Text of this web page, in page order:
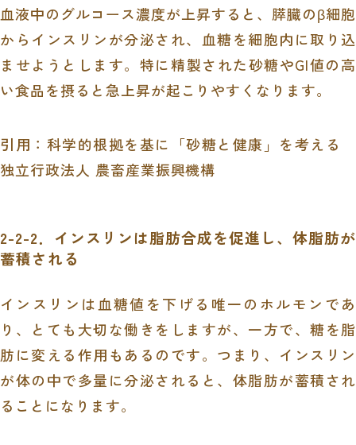
血液中のグルコース濃度が上昇すると、膵臓のβ細胞
からインスリンが分泌され、血糖を細胞内に取り込
ませようとします。特に精製された砂糖やGI値の高
い食品を摂ると急上昇が起こりやすくなります。
引用：科学的根拠を基に「砂糖と健康」を考える
独立行政法人 農畜産業振興機構
2-2-2．インスリンは脂肪合成を促進し、体脂肪が
蓄積される
インスリンは血糖値を下げる唯一のホルモンであ
り、とても大切な働きをしますが、一方で、糖を脂
肪に変える作用もあるのです。つまり、インスリン
が体の中で多量に分泌されると、体脂肪が蓄積され
ることになります。